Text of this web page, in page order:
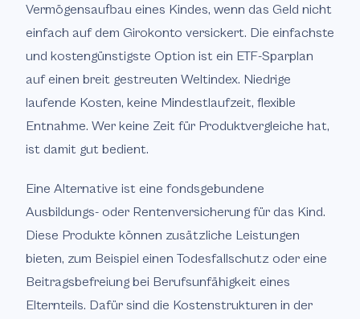
Vermögensaufbau eines Kindes, wenn das Geld nicht
einfach auf dem Girokonto versickert. Die einfachste
und kostengünstigste Option ist ein ETF-Sparplan
auf einen breit gestreuten Weltindex. Niedrige
laufende Kosten, keine Mindestlaufzeit, flexible
Entnahme. Wer keine Zeit für Produktvergleiche hat,
ist damit gut bedient.
Eine Alternative ist eine fondsgebundene
Ausbildungs- oder Rentenversicherung für das Kind.
Diese Produkte können zusätzliche Leistungen
bieten, zum Beispiel einen Todesfallschutz oder eine
Beitragsbefreiung bei Berufsunfähigkeit eines
Elternteils. Dafür sind die Kostenstrukturen in der